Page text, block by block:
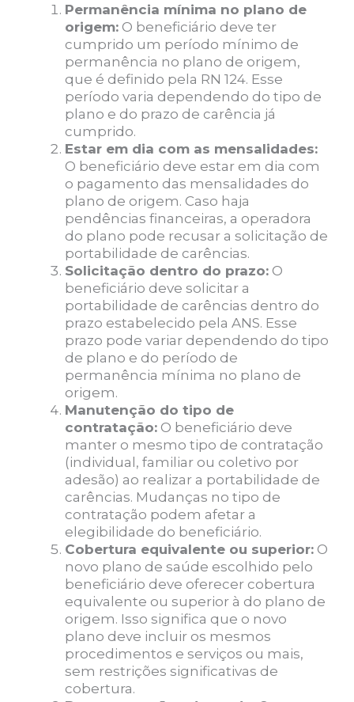
Permanência mínima no plano de
origem: O beneficiário deve ter
cumprido um período mínimo de
permanência no plano de origem,
que é definido pela RN 124. Esse
período varia dependendo do tipo de
plano e do prazo de carência já
cumprido.
Estar em dia com as mensalidades:
O beneficiário deve estar em dia com
o pagamento das mensalidades do
plano de origem. Caso haja
pendências financeiras, a operadora
do plano pode recusar a solicitação de
portabilidade de carências.
Solicitação dentro do prazo: O
beneficiário deve solicitar a
portabilidade de carências dentro do
prazo estabelecido pela ANS. Esse
prazo pode variar dependendo do tipo
de plano e do período de
permanência mínima no plano de
origem.
Manutenção do tipo de
contratação: O beneficiário deve
manter o mesmo tipo de contratação
(individual, familiar ou coletivo por
adesão) ao realizar a portabilidade de
carências. Mudanças no tipo de
contratação podem afetar a
elegibilidade do beneficiário.
Cobertura equivalente ou superior: O
novo plano de saúde escolhido pelo
beneficiário deve oferecer cobertura
equivalente ou superior à do plano de
origem. Isso significa que o novo
plano deve incluir os mesmos
procedimentos e serviços ou mais,
sem restrições significativas de
cobertura.